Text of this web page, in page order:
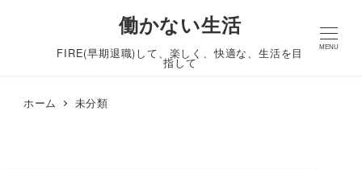
働かない生活
FIRE(早期退職)して、楽しく、快適な、生活を目
指して
MENU
ホーム 未分類